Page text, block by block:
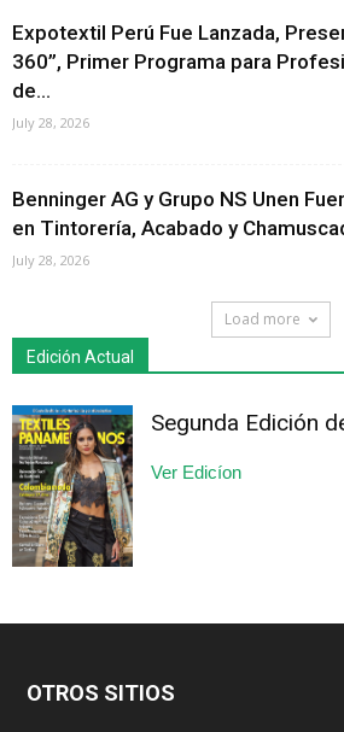
Expotextil Perú Fue Lanzada,
360”, Primer Programa para
de...
July 28, 2026
Benninger AG y Grupo NS Unen
en Tintorería, Acabado y
July 28, 2026
Load more
Edición Actual
Segunda Edición
Ver Edicíon
OTROS SITIOS